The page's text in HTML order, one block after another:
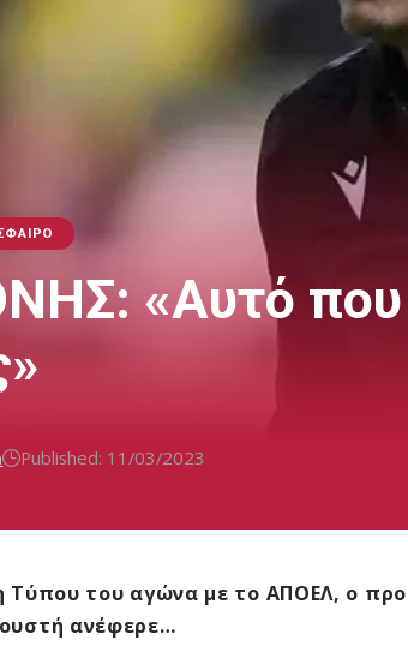
«Αυτό που
Published: 11/03/2023
Τύπου του αγώνα με το ΑΠΟΕΛ, ο
ανέφερε…